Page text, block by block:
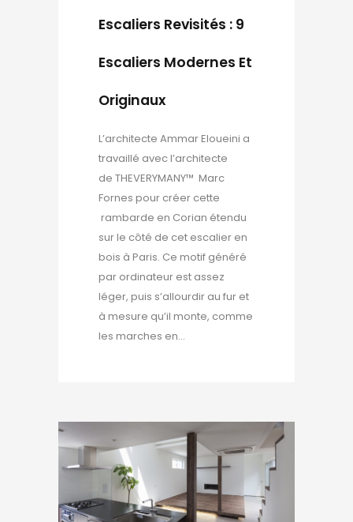
Escaliers Revisités : 9
Escaliers Modernes Et
Originaux
L’architecte Ammar Eloueini a
travaillé avec l’architecte
de THEVERYMANY™ Marc
Fornes pour créer cette
rambarde en Corian étendu
sur le côté de cet escalier en
bois à Paris. Ce motif généré
par ordinateur est assez
léger, puis s’allourdir au fur et
à mesure qu’il monte, comme
les marches en...